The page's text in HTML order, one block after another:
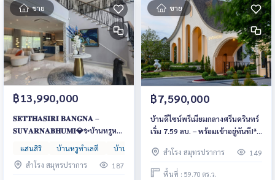
ขาย
฿13,990,000
𝐒𝐄𝐓𝐓𝐇𝐀𝐒𝐈𝐑𝐈 𝐁𝐀𝐍𝐆𝐍𝐀 –
𝐒𝐔𝐕𝐀𝐑𝐍𝐀𝐁𝐇𝐔𝐌𝐈💎✨บ้านหรูหลัง
ใหญ่สไตล์รีสอร์ต ใกล้ทางด่วนและ
ห้างสรรพสินค้าชั้นนำ เริ่มต้นเพียง
15 ล้านบาท
แสนสิริ บ้านหรูทำเลดี บ้านหรูหลังใหญ่
บ้านเดี่ยว
สำโรง สมุทรปราการ
187
ขาย
฿7,590,000
บ้านดีไซน์พรีเมียมกลางศรีนครินทร์
เริ่ม 7.59 ลบ. – พร้อมเข้าอยู่ทันที!*
💚 LINE: @wsrcondo
สำโรง สมุทรปราการ 149
พื้นที่ : 59.70 ตร.ว.